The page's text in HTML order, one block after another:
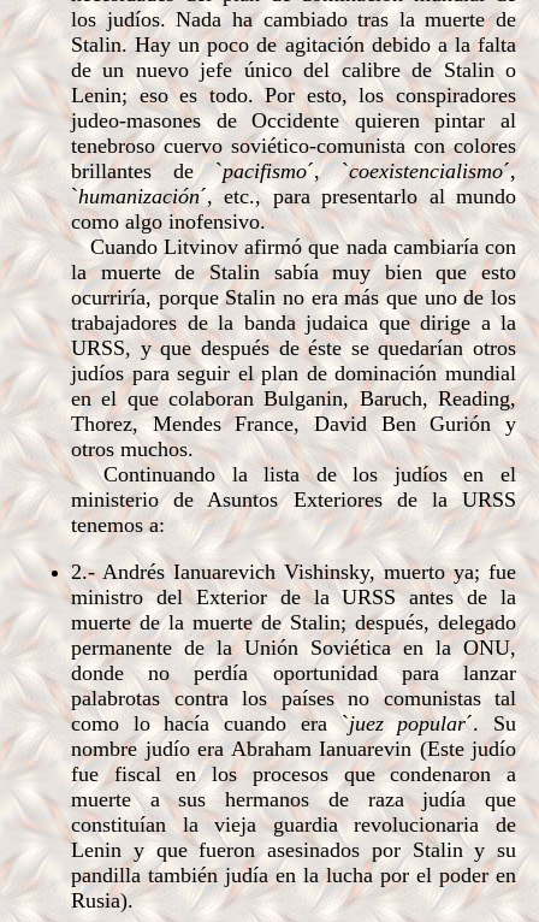
los judíos. Nada ha cambiado tras la muerte de
Stalin. Hay un poco de agitación debido a la falta
de un nuevo jefe único del calibre de Stalin o
Lenin; eso es todo. Por esto, los conspiradores
judeo-masones de Occidente quieren pintar al
tenebroso cuervo soviético-comunista con colores
brillantes de `pacifismo´, `coexistencialismo´,
`humanización´, etc., para presentarlo al mundo
como algo inofensivo.
Cuando Litvinov afirmó que nada cambiaría con
la muerte de Stalin sabía muy bien que esto
ocurriría, porque Stalin no era más que uno de los
trabajadores de la banda judaica que dirige a la
URSS, y que después de éste se quedarían otros
judíos para seguir el plan de dominación mundial
en el que colaboran Bulganin, Baruch, Reading,
Thorez, Mendes France, David Ben Gurión y
otros muchos.
Continuando la lista de los judíos en el
ministerio de Asuntos Exteriores de la URSS
tenemos a:
2.- Andrés Ianuarevich Vishinsky, muerto ya; fue
ministro del Exterior de la URSS antes de la
muerte de la muerte de Stalin; después, delegado
permanente de la Unión Soviética en la ONU,
donde no perdía oportunidad para lanzar
palabrotas contra los países no comunistas tal
como lo hacía cuando era `juez popular´. Su
nombre judío era Abraham Ianuarevin (Este judío
fue fiscal en los procesos que condenaron a
muerte a sus hermanos de raza judía que
constituían la vieja guardia revolucionaria de
Lenin y que fueron asesinados por Stalin y su
pandilla también judía en la lucha por el poder en
Rusia).